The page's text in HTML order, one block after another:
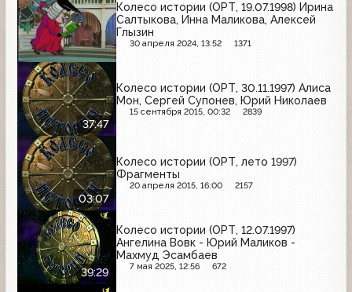
Колесо истории (ОРТ, 19.07.1998) Ирина
Салтыкова, Инна Маликова, Алексей
Глызин
30 апреля 2024, 13:52 1371
37:47
Колесо истории (ОРТ, 30.11.1997) Алиса
Мон, Сергей Супонев, Юрий Николаев
15 сентября 2015, 00:32 2839
03:07
Колесо истории (ОРТ, лето 1997)
Фрагменты
20 апреля 2015, 16:00 2157
39:29
Колесо истории (ОРТ, 12.07.1997)
Ангелина Вовк - Юрий Маликов -
Махмуд Эсамбаев
7 мая 2025, 12:56 672